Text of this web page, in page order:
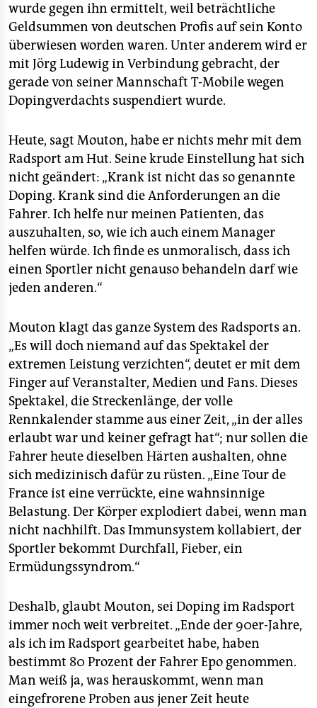
wurde gegen ihn ermittelt, weil beträchtliche
Geldsummen von deutschen Profis auf sein Konto
überwiesen worden waren. Unter anderem wird er
mit Jörg Ludewig in Verbindung gebracht, der
gerade von seiner Mannschaft T-Mobile wegen
Dopingverdachts suspendiert wurde.
Heute, sagt Mouton, habe er nichts mehr mit dem
Radsport am Hut. Seine krude Einstellung hat sich
nicht geändert: „Krank ist nicht das so genannte
Doping. Krank sind die Anforderungen an die
Fahrer. Ich helfe nur meinen Patienten, das
auszuhalten, so, wie ich auch einem Manager
helfen würde. Ich finde es unmoralisch, dass ich
einen Sportler nicht genauso behandeln darf wie
jeden anderen.“
Mouton klagt das ganze System des Radsports an.
„Es will doch niemand auf das Spektakel der
extremen Leistung verzichten“, deutet er mit dem
Finger auf Veranstalter, Medien und Fans. Dieses
Spektakel, die Streckenlänge, der volle
Rennkalender stamme aus einer Zeit, „in der alles
erlaubt war und keiner gefragt hat“; nur sollen die
Fahrer heute dieselben Härten aushalten, ohne
sich medizinisch dafür zu rüsten. „Eine Tour de
France ist eine verrückte, eine wahnsinnige
Belastung. Der Körper explodiert dabei, wenn man
nicht nachhilft. Das Immunsystem kollabiert, der
Sportler bekommt Durchfall, Fieber, ein
Ermüdungssyndrom.“
Deshalb, glaubt Mouton, sei Doping im Radsport
immer noch weit verbreitet. „Ende der 90er-Jahre,
als ich im Radsport gearbeitet habe, haben
bestimmt 80 Prozent der Fahrer Epo genommen.
Man weiß ja, was herauskommt, wenn man
eingefrorene Proben aus jener Zeit heute